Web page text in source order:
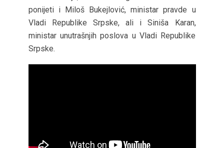
ponijeti i Miloš Bukejlović, ministar pravde u
Vladi Republike Srpske, ali i Siniša Karan,
ministar unutrašnjih poslova u Vladi Republike
Srpske.